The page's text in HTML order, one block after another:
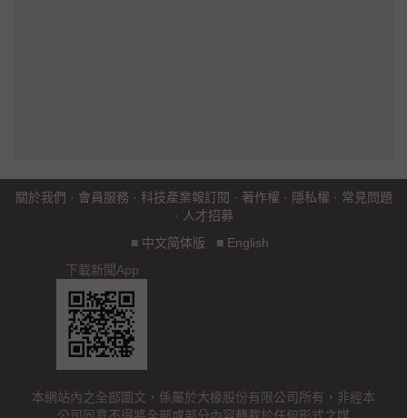
關於我們 · 會員服務 · 科技產業報訂閱 · 著作權 · 隱私權 · 常見問題
· 人才招募
■ 中文简体版 ■ English
下載新聞App
本網站內之全部圖文，係屬於大椽股份有限公司所有，非經本